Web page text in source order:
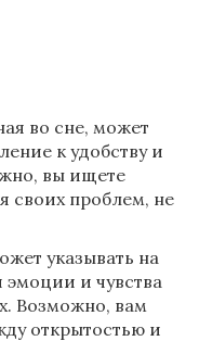
во сне, может
к удобству и
вы ищете
своих проблем, не
указывать на
и чувства
Возможно, вам
открытостью и